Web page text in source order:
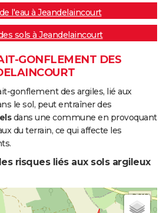
l'eau à Jeandelaincourt
sols à Jeandelaincourt
GONFLEMENT DES
gonflement des argiles, lié aux
le sol, peut entraîner des
dans une commune en provoquant
du terrain, ce qui affecte les
risques liés aux sols argileux